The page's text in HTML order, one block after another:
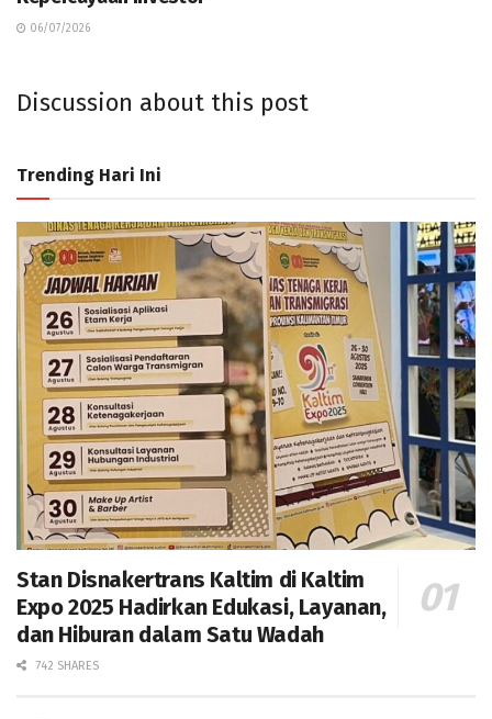
06/07/2026
Discussion about this post
Trending Hari Ini
Stan Disnakertrans Kaltim di Kaltim
Expo 2025 Hadirkan Edukasi, Layanan,
dan Hiburan dalam Satu Wadah
742 SHARES